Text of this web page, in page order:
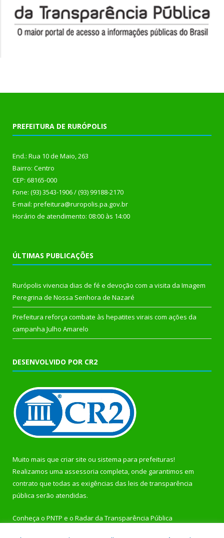
PREFEITURA DE RURÓPOLIS
End.: Rua 10 de Maio, 263
Bairro: Centro
CEP: 68165-000
Fone: (93) 3543-1906 / (93) 99188-2170
E-mail: prefeitura@ruropolis.pa.gov.br
Horário de atendimento: 08:00 às 14:00
ÚLTIMAS PUBLICAÇÕES
Rurópolis vivencia dias de fé e devoção com a visita da Imagem
Peregrina de Nossa Senhora de Nazaré
Prefeitura reforça combate às hepatites virais com ações da
campanha Julho Amarelo
DESENVOLVIDO POR CR2
Muito mais que criar site ou sistema para prefeituras!
Realizamos uma assessoria completa, onde garantimos em
contrato que todas as exigências das leis de transparência
pública serão atendidas.
Conheça o PNTP e o Radar da Transparência Pública